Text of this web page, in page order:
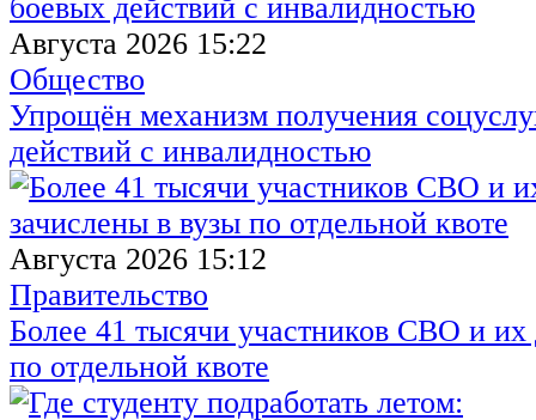
Августа 2026 15:22
Общество
Упрощён механизм получения
действий с инвалидностью
Августа 2026 15:12
Правительство
Более 41 тысячи участников СВО и их
по отдельной квоте